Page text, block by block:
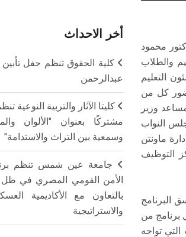
محمود
والطلاب
التعليم
كل من
وزير
النواب
ماونتن
التوظيف
البرنامج
برنامج من
تواجه
أخر الاحداث
كلية الحقوق تنظم حفل تأبين
عبدالرحمن
كليتا الآثار والتربية النوعية
مشتركًا بعنوان "الألوان
وسمعية بين التراث والاستدامة"
جامعة عين شمس تنظم
الأمن القومي المصري في ظل
بالتعاون مع الأكاديمية
والاستراتيجية